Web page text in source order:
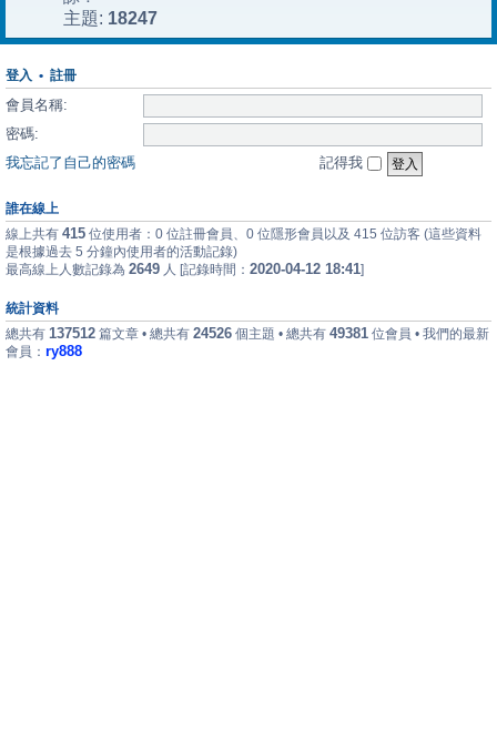
主題: 18247
登入 • 註冊
會員名稱:
密碼:
我忘記了自己的密碼
記得我
誰在線上
線上共有 415 位使用者：0 位註冊會員、0 位隱形會員以及 415 位訪客 (這些資料
是根據過去 5 分鐘內使用者的活動記錄)
最高線上人數記錄為 2649 人 [記錄時間： 2020-04-12 18:41]
統計資料
總共有 137512 篇文章 • 總共有 24526 個主題 • 總共有 49381 位會員 • 我們的最新
會員： ry888